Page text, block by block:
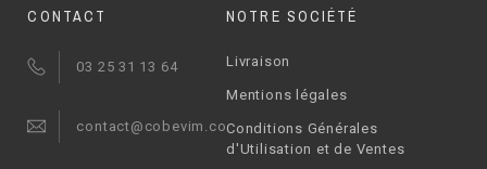
CONTACT
03 25 31 13 64
contact@cobevim.com
NOTRE SOCIÉTÉ
Livraison
Mentions légales
Conditions Générales
d'Utilisation et de Ventes